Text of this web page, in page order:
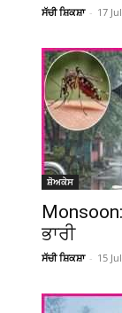
ਸੱਚੀ ਸ਼ਿਕਸ਼ਾ - 17
ਸ਼ੋਅਕੇਸ
ਭਾਰੀ
ਸੱਚੀ ਸ਼ਿਕਸ਼ਾ - 15